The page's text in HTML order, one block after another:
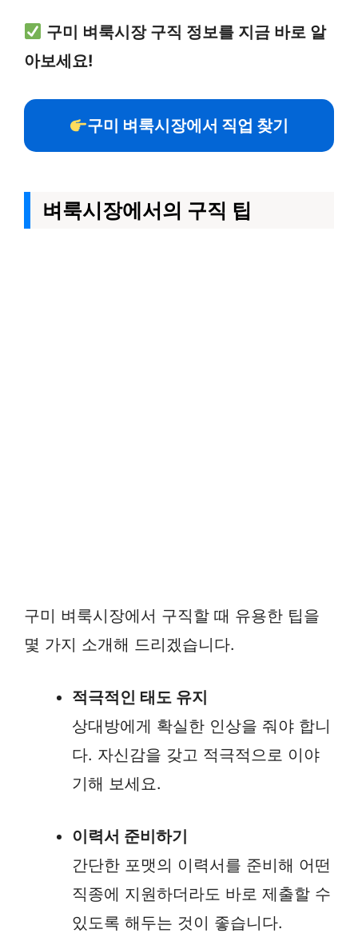
구미 벼룩시장 구직 정보를 지금 바로 알
아보세요!
구미 벼룩시장에서 직업 찾기
벼룩시장에서의 구직 팁
구미 벼룩시장에서 구직할 때 유용한 팁을
몇 가지 소개해 드리겠습니다.
적극적인 태도 유지
상대방에게 확실한 인상을 줘야 합니
다. 자신감을 갖고 적극적으로 이야
기해 보세요.
이력서 준비하기
간단한 포맷의 이력서를 준비해 어떤
직종에 지원하더라도 바로 제출할 수
있도록 해두는 것이 좋습니다.